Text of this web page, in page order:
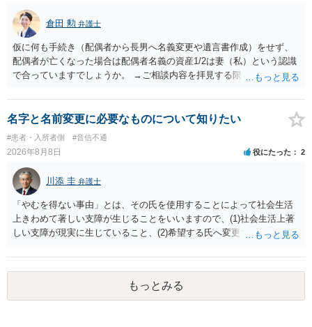
倉田 勲 弁護士
仮に何も手続き（配偶者から長男へ名義変更や遺言書作成）をせず、
配偶者が亡くなった場合は配偶者名義の資産1/2は妻（私）という認識
で合っていますでしょうか。 →ご相談内容を拝見する限りでは、その
完全に所有する場合は、他の相続人に対して自宅の評価額の１/２の代
償金の支払いが必要になります。
名字と名前変更に必要なものについて知りたい
#患者・入所者側 #音信不通
2026年8月8日 役にたった 2
川添 圭 弁護士
「やむを得ない事由」とは、その氏を使用することによって社会生活
上きわめて著しい支障が生じることをいいますので、(1)社会生活上著
しい支障が現実に生じていること、(2)希望する氏へ変更できればその
できるかどうかがポイントです。 記録中に現れた一切の事情が判断対
象ですので、上記(1)と(2)を説明できる資料は全て（ただし理路整然
に）提出することが必要になります。「フラッシュバック」とのこと
なので、例えば、医学上確立されているPTSDの診断基準に合致した説
もっとみる